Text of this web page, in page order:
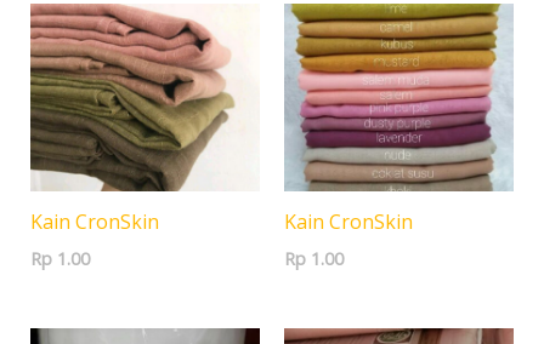
Kain CronSkin
Rp1.00
Kain CronSkin
Rp 1.00